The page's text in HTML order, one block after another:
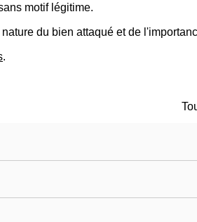
motif légitime.
du bien attaqué et de
.